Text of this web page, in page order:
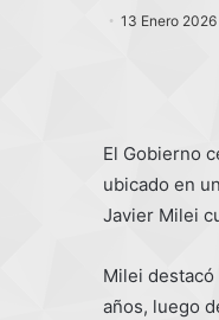
13 Enero 2026
El Gobierno
ubicado en
Javier Milei
Milei
años, luego